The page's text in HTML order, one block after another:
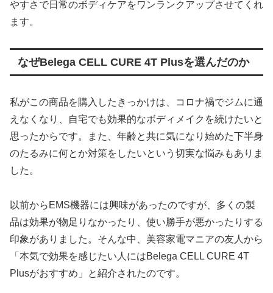
やすさで日常のボディケアをワンランクアップさせてくれ
ます。
なぜBelega CELL CURE 4T Plusを選んだのか
私がこの商品を購入したきっかけは、コロナ禍でジムに通
えなくなり、自宅でも効果的なボディメイクを続けたいと
思ったからです。また、年齢と共に気になり始めた下半身
のたるみに何とか対策をしたいという切実な悩みもありま
した。
以前からEMS機器には興味があったのですが、多くの製
品は効果が物足りなかったり、使い勝手が悪かったりする
印象がありました。そんな中、美容家電マニアの友人から
「本気で効果を感じたい人にはBelega CELL CURE 4T
Plusがおすすめ」と紹介されたのです。